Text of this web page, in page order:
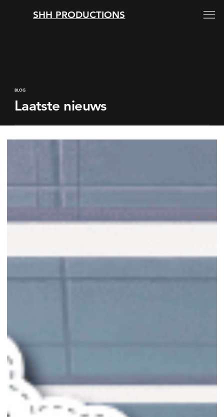
SHH PRODUCTIONS
BLOG
Laatste nieuws